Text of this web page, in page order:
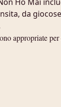
Ho Mai
da
appropriate